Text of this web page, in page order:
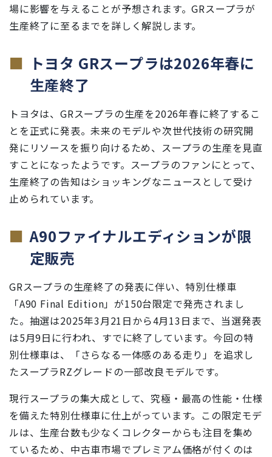
場に影響を与えることが予想されます。GRスープラが
生産終了に至るまでを詳しく解説します。
トヨタ GRスープラは2026年春に
生産終了
トヨタは、GRスープラの生産を2026年春に終了するこ
とを正式に発表。未来のモデルや次世代技術の研究開
発にリソースを振り向けるため、スープラの生産を見直
すことになったようです。スープラのファンにとって、
生産終了の告知はショッキングなニュースとして受け
止められています。
A90ファイナルエディションが限
定販売
GRスープラの生産終了の発表に伴い、特別仕様車
「A90 Final Edition」が150台限定で発売されまし
た。抽選は2025年3月21日から4月13日まで、当選発表
は5月9日に行われ、すでに終了しています。今回の特
別仕様車は、「さらなる一体感のある走り」を追求し
たスープラRZグレードの一部改良モデルです。
現行スープラの集大成として、究極・最高の性能・仕様
を備えた特別仕様車に仕上がっています。この限定モデ
ルは、生産台数も少なくコレクターからも注目を集め
ているため、中古車市場でプレミアム価格が付くのは